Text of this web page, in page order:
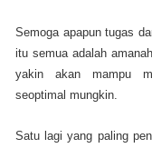
Semoga apapun tugas
itu semua adalah
yakin akan mampu
seoptimal mungkin.
Satu lagi yang paling